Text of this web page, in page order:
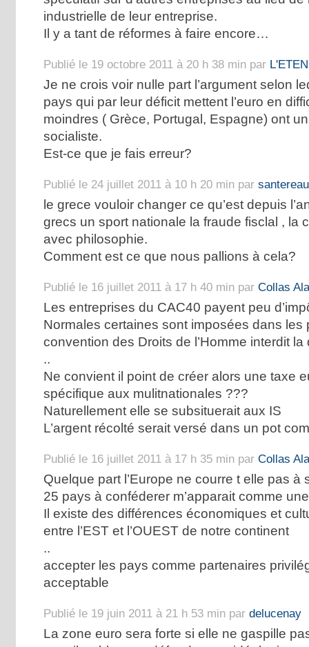
industrielle de leur entreprise.
Il y a tant de réformes à faire encore…
Publié le 19 octobre 2011 à 20 h 38 min par
Je ne crois voir nulle part l’argument selon
pays qui par leur déficit mettent l’euro en
moindres ( Grèce, Portugal, Espagne) ont
socialiste.
Est-ce que je fais erreur?
Publié le 24 juillet 2011 à 10 h 20 min par santereau
le grece vouloir changer ce qu’est depuis
grecs un sport nationale la fraude fisclal , la
avec philosophie.
Comment est ce que nous pallions à cela?
Publié le 16 juillet 2011 à 17 h 40 min par Collas
Les entreprises du CAC40 payent peu
Normales certaines sont imposées dans les
convention des Droits de l’Homme interdit
..
Ne convient il point de créer alors une taxe
spécifique aux mulitnationales ???
Naturellement elle se subsituerait aux IS
L’argent récolté serait versé dans un pot
Publié le 16 juillet 2011 à 17 h 35 min par Collas
Quelque part l’Europe ne courre t elle pas à
25 pays à conféderer m’apparait comme
Il existe des différences économiques et
entre l’EST et l’OUEST de notre continent
..
accepter les pays comme partenaires
acceptable
Publié le 19 juin 2011 à 21 h 53 min par delucenay
La zone euro sera forte si elle ne gaspille